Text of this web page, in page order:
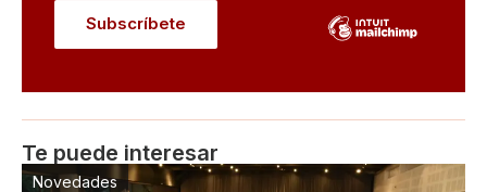
Te puede interesar
Novedades